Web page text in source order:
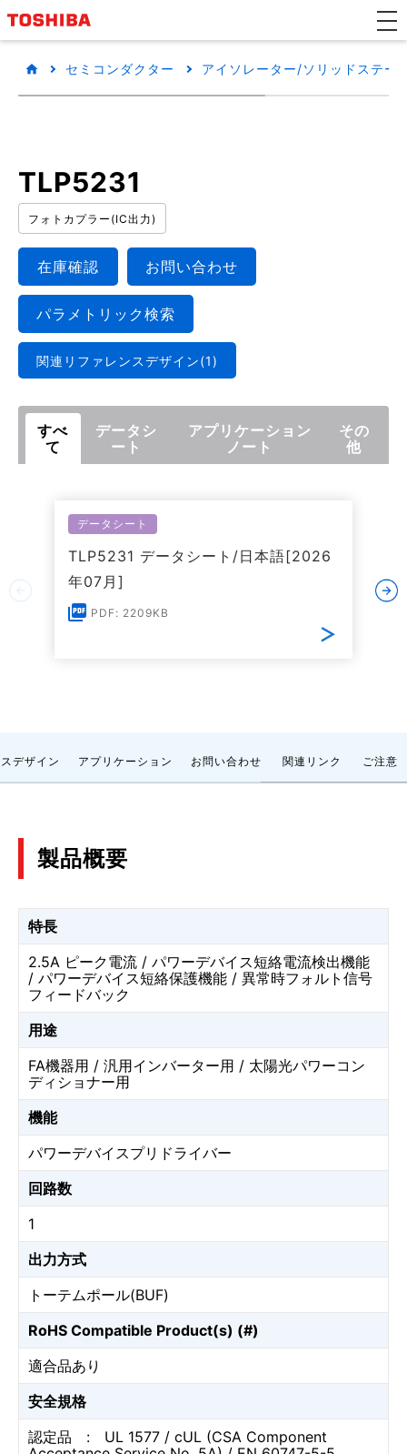
セミコンダクター アイソレーター/ソリッドステー
TLP5231
フォトカプラー(IC出力)
在庫確認 お問い合わせ
パラメトリック検索
関連リファレンスデザイン(1)
すべ
て
データシ
ート
アプリケーション
ノート
その
他
データシート
TLP5231 データシート/日本語[2026
年07月]
PDF: 2209KB
デザイン アプリケーション お問い合わせ 関連リンク ご注意
製品概要
特長
2.5A ピーク電流 / パワーデバイス短絡電流検出機能
/ パワーデバイス短絡保護機能 / 異常時フォルト信号
フィードバック
用途
FA機器用 / 汎用インバーター用 / 太陽光パワーコン
ディショナー用
機能
パワーデバイスプリドライバー
回路数
1
出力方式
トーテムポール(BUF)
RoHS Compatible Product(s) (#)
適合品あり
安全規格
認定品 : UL 1577 / cUL (CSA Component